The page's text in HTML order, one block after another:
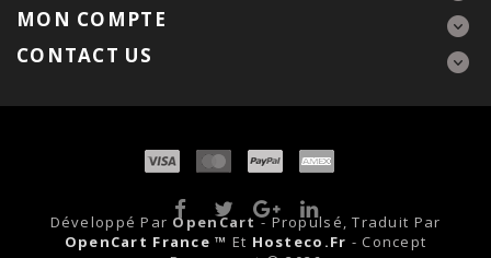
MON COMPTE
CONTACT US
Développé Par OpenCart- Propulsé, Traduit Par
OpenCart France ™ Et Hosteco.fr - Concept